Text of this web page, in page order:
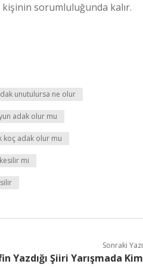
sorumluluğunda kalır.
unutulursa ne olur
adak olur mu
koç adak olur mu
mi
Sonraki Yazı
Yazdığı Şiiri Yarışmada Kim